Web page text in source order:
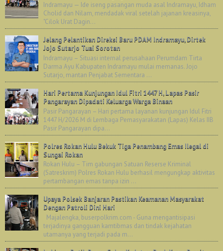
Indramayu — Ide iseng pasangan muda asal Indramayu, Idham
Cholid dan Nilam, mendadak viral setelah jajanan kreasinya,
"Cilok Urat Dagin...
Jelang Pelantikan Direksi Baru PDAM Indramayu, Dirtek
Jojo Sutarjo Tuai Sorotan
Indramayu – Situasi internal perusahaan Perumdam Tirta
Darma Ayu Kabupaten Indramayu mulai memanas. Jojo
Sutarjo, mantan Penjabat Sementara ...
Hari Pertama Kunjungan Idul Fitri 1447 H, Lapas Pasir
Pangarayan Dipadati Keluarga Warga Binaan
Pasir Pangarayan – Hari pertama layanan kunjungan Idul Fitri
1447 H/2026 M di Lembaga Pemasyarakatan (Lapas) Kelas IIB
Pasir Pangarayan dipa...
Polres Rokan Hulu Bekuk Tiga Penambang Emas Ilegal di
Sungai Rokan
Rokan Hulu – Tim gabungan Satuan Reserse Kriminal
(Satreskrim) Polres Rokan Hulu berhasil mengungkap aktivitas
pertambangan emas tanpa izin ...
Upaya Polsek Banjaran Pastikan Keamanan Masyarakat
Dengan Patroli Dini Hari
Majalengka, buserpolkrim.com - Guna mengantisipasi
terjadinya gangguan kamtibmas dan tindak kejahatan
utamanya yang terjadi pada m...